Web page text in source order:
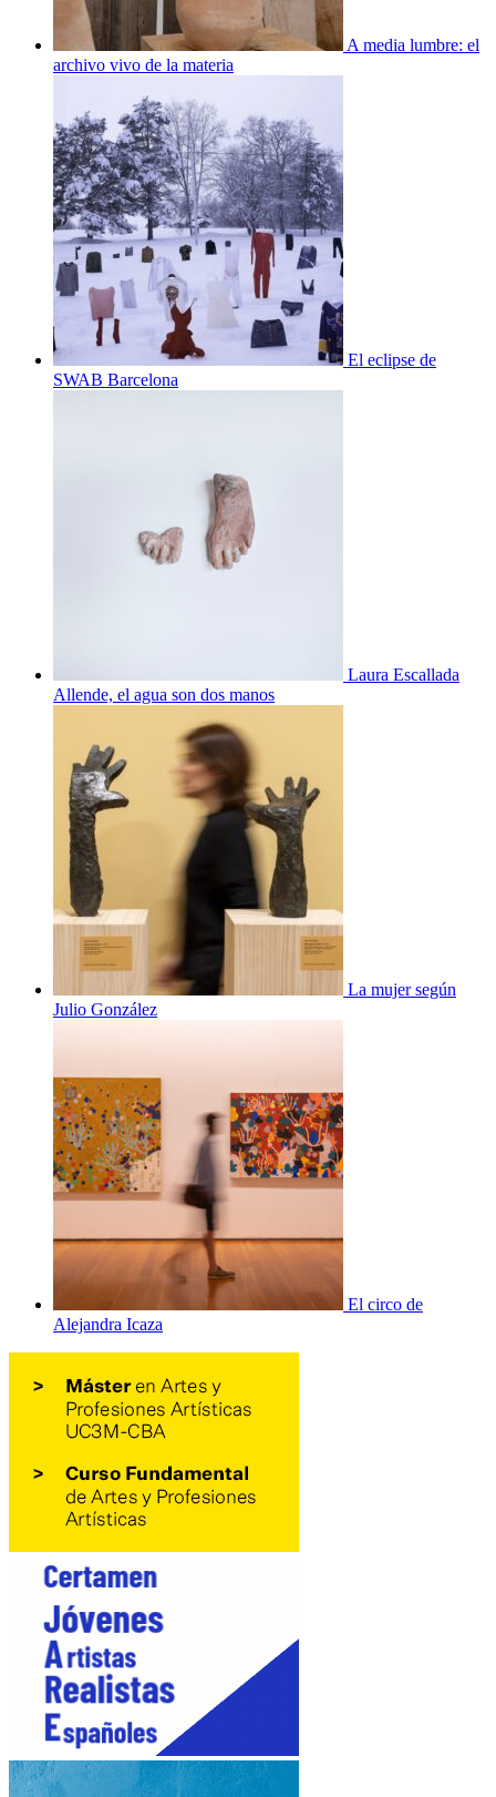
A media lumbre: el
archivo vivo de la materia
El eclipse de
SWAB Barcelona
Laura Escallada
Allende, el agua son dos manos
La mujer según
Julio González
El circo de
Alejandra Icaza